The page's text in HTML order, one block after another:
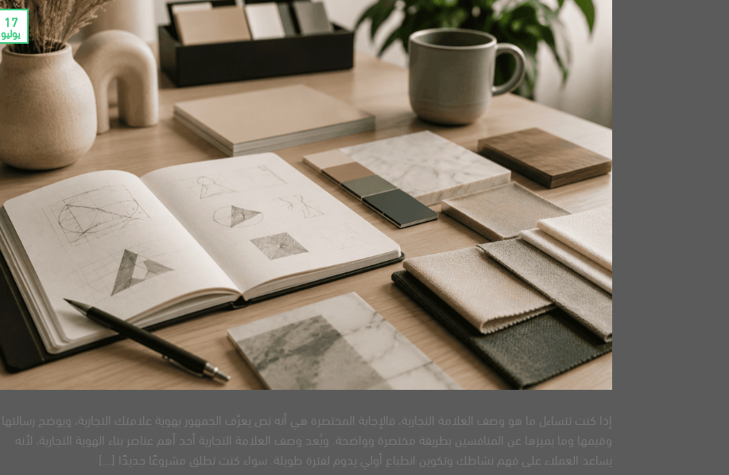
17
يوليو
إذا كنت تتساءل ما هو وصف العلامة التجارية، فالإجابة المختصرة هي أنه نص يعرّف الجمهور بهوية علامتك التجارية، ويوضح رسالتها
وقيمها وما يميزها عن المنافسين بطريقة مختصرة وواضحة. ويُعد وصف العلامة التجارية أحد أهم عناصر بناء الهوية التجارية، لأنه
يساعد العملاء على فهم نشاطك وتكوين انطباع أولي يدوم لفترة طويلة. سواء كنت تطلق مشروعًا جديدًا […]